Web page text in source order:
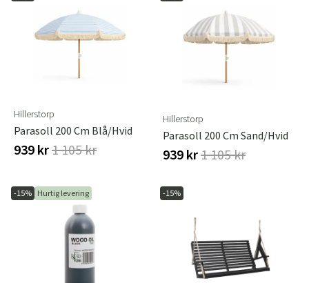
Hillerstorp
Parasoll 200 Cm Blå/hvid
939 kr1 105 kr
Hillerstorp
Parasoll 200 Cm Sand/hvid
939 kr1 105 kr
-15% Hurtig levering -15%